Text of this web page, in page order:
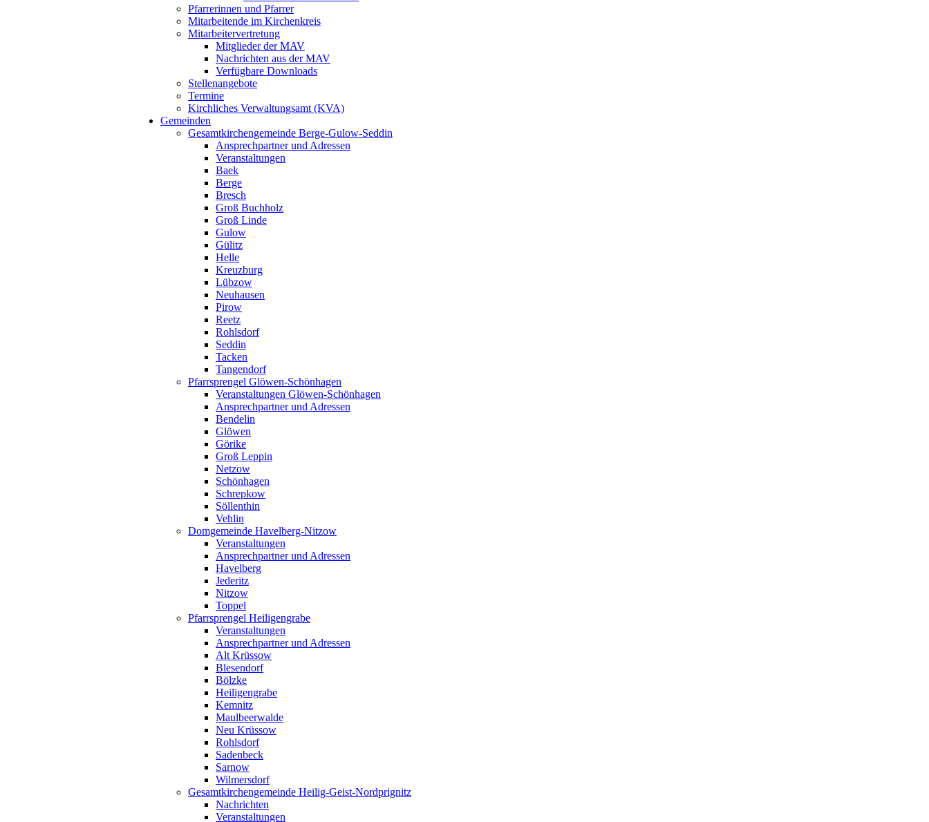
Pfarrerinnen und Pfarrer
Mitarbeitende im Kirchenkreis
Mitarbeitervertretung
Mitglieder der MAV
Nachrichten aus der MAV
Verfügbare Downloads
Stellenangebote
Termine
Kirchliches Verwaltungsamt (KVA)
Gemeinden
Gesamtkirchengemeinde Berge-Gulow-Seddin
Ansprechpartner und Adressen
Veranstaltungen
Baek
Berge
Bresch
Groß Buchholz
Groß Linde
Gulow
Gülitz
Helle
Kreuzburg
Lübzow
Neuhausen
Pirow
Reetz
Rohlsdorf
Seddin
Tacken
Tangendorf
Pfarrsprengel Glöwen-Schönhagen
Veranstaltungen Glöwen-Schönhagen
Ansprechpartner und Adressen
Bendelin
Glöwen
Görike
Groß Leppin
Netzow
Schönhagen
Schrepkow
Söllenthin
Vehlin
Domgemeinde Havelberg-Nitzow
Veranstaltungen
Ansprechpartner und Adressen
Havelberg
Jederitz
Nitzow
Toppel
Pfarrsprengel Heiligengrabe
Veranstaltungen
Ansprechpartner und Adressen
Alt Krüssow
Blesendorf
Bölzke
Heiligengrabe
Kemnitz
Maulbeerwalde
Neu Krüssow
Rohlsdorf
Sadenbeck
Sarnow
Wilmersdorf
Gesamtkirchengemeinde Heilig-Geist-Nordprignitz
Nachrichten
Veranstaltungen